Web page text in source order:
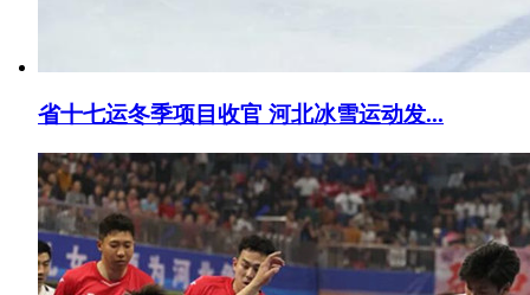
省十七运冬季项目收官 河北冰雪运动发...